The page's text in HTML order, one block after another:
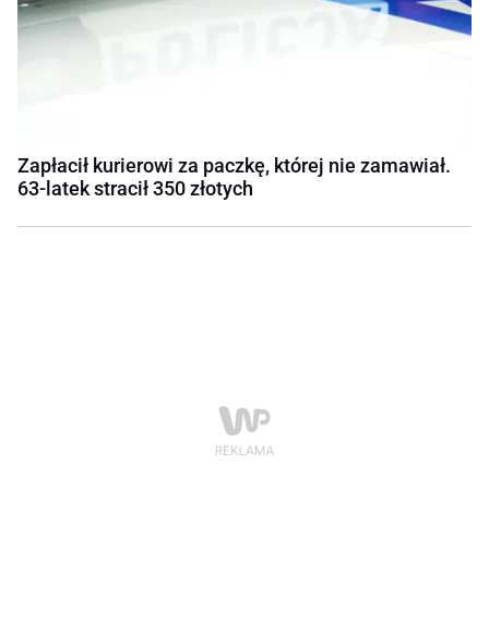
Zapłacił kurierowi za paczkę, której nie zamawiał.
63-latek stracił 350 złotych